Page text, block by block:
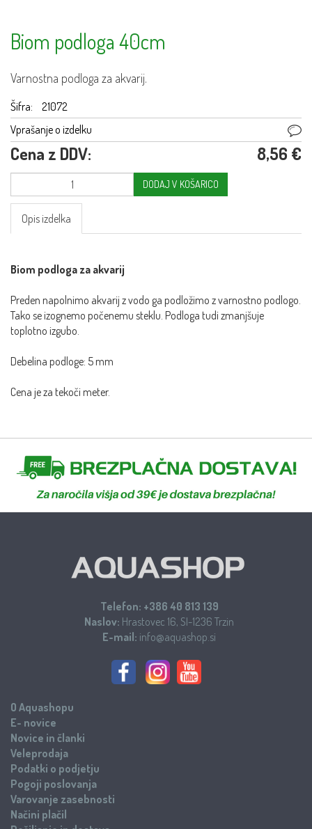
Biom podloga 40cm
Varnostna podloga za akvarij.
Šifra:
21072
Vprašanje o izdelku
Cena z DDV: 8,56 €
DODAJ V KOŠARICO
Opis izdelka
Biom podloga za akvarij
Preden napolnimo akvarij z vodo ga podložimo z varnostno podlogo.
Tako se izognemo počenemu steklu. Podloga tudi zmanjšuje
toplotno izgubo.
Debelina podloge: 5 mm
Cena je za tekoči meter.
Telefon: +386 40 813 139
Naslov: Hrastovec 16, SI-1236 Trzin
E-mail: info@aquashop.si
O Aquashopu
E- novice
Novice in članki
Veleprodaja
Podatki o podjetju
Pogoji poslovanja
Varovanje zasebnosti
Načini plačil